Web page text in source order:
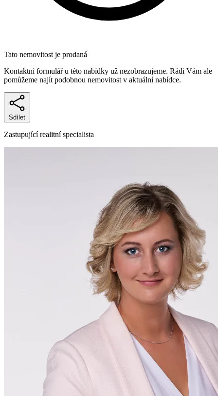
Tato nemovitost je prodaná
Kontaktní formulář u této nabídky už nezobrazujeme. Rádi Vám ale
pomůžeme najít podobnou nemovitost v aktuální nabídce.
Sdílet
Zastupující realitní specialista